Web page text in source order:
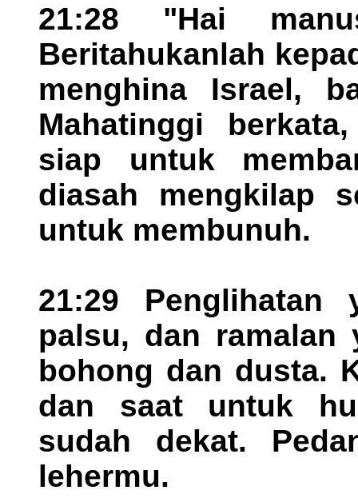
21:28 "Hai
Beritahukanlah
menghina Israel,
Mahatinggi
siap untuk
diasah mengkilap
untuk membunuh.
21:29
palsu, dan ramalan
bohong dan dusta.
dan saat untuk
sudah dekat.
lehermu.